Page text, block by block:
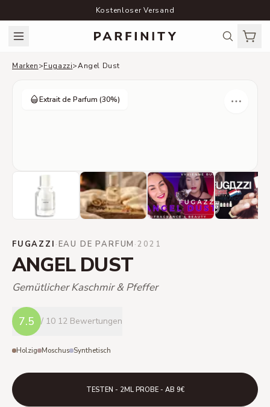
Kostenloser Versand
Marken>Fugazzi>Angel Dust
Extrait de Parfum (30%)
FUGAZZI ·EAU DE PARFUM ·2021
ANGEL DUST
Gemütlicher Kaschmir & Pfeffer
7.5 / 10 12 Bewertungen
Holzig Moschus Synthetisch
TESTEN - 2ML PROBE - AB 9€